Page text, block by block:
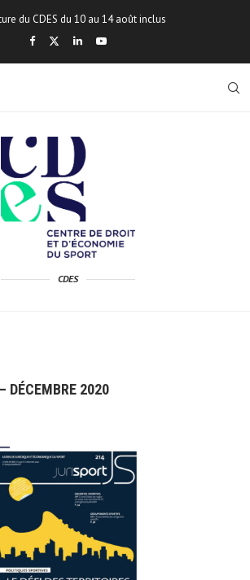
du CDES du 10 au 14 août inclus
CDES
DÉCEMBRE 2020